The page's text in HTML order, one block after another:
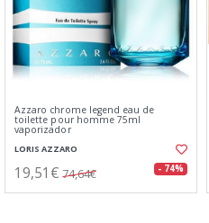
Azzaro chrome legend eau de
toilette pour homme 75ml
vaporizador
LORIS AZZARO
19,51€ 74,64€ - 74%